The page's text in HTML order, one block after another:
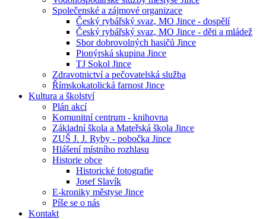
Společenské a zájmové organizace
Český rybářský svaz, MO Jince - dospělí
Český rybářský svaz, MO Jince - děti a mládež
Sbor dobrovolných hasičů Jince
Pionýrská skupina Jince
TJ Sokol Jince
Zdravotnictví a pečovatelská služba
Římskokatolická farnost Jince
Kultura a školství
Plán akcí
Komunitní centrum - knihovna
Základní škola a Mateřská škola Jince
ZUŠ J. J. Ryby - pobočka Jince
Hlášení místního rozhlasu
Historie obce
Historické fotografie
Josef Slavík
E-kroniky městyse Jince
Píše se o nás
Kontakt